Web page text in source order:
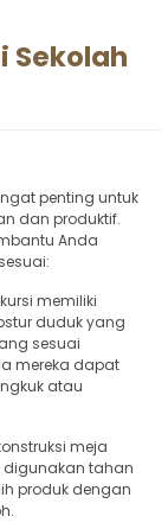
Sekolah
penting untuk
dan produktif.
Anda
memiliki
duduk yang
sesuai
mereka dapat
atau
meja
digunakan tahan
produk dengan